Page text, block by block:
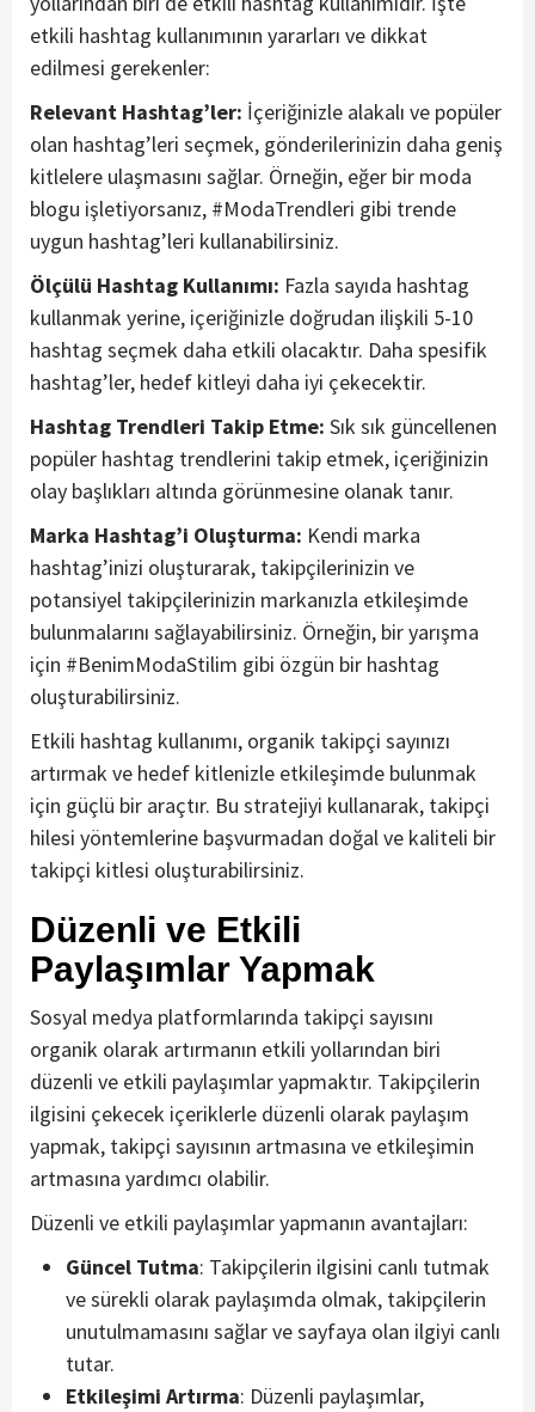
etkili hashtag kullanımının yararları ve dikkat
edilmesi gerekenler:
Relevant Hashtag’ler: İçeriğinizle alakalı ve popüler
olan hashtag’leri seçmek, gönderilerinizin daha geniş
kitlelere ulaşmasını sağlar. Örneğin, eğer bir moda
blogu işletiyorsanız, #ModaTrendleri gibi trende
uygun hashtag’leri kullanabilirsiniz.
Ölçülü Hashtag Kullanımı: Fazla sayıda hashtag
kullanmak yerine, içeriğinizle doğrudan ilişkili 5-10
hashtag seçmek daha etkili olacaktır. Daha spesifik
hashtag’ler, hedef kitleyi daha iyi çekecektir.
Hashtag Trendleri Takip Etme: Sık sık güncellenen
popüler hashtag trendlerini takip etmek, içeriğinizin
olay başlıkları altında görünmesine olanak tanır.
Marka Hashtag’i Oluşturma: Kendi marka
hashtag’inizi oluşturarak, takipçilerinizin ve
potansiyel takipçilerinizin markanızla etkileşimde
bulunmalarını sağlayabilirsiniz. Örneğin, bir yarışma
için #BenimModaStilim gibi özgün bir hashtag
oluşturabilirsiniz.
Etkili hashtag kullanımı, organik takipçi sayınızı
artırmak ve hedef kitlenizle etkileşimde bulunmak
için güçlü bir araçtır. Bu stratejiyi kullanarak, takipçi
hilesi yöntemlerine başvurmadan doğal ve kaliteli bir
takipçi kitlesi oluşturabilirsiniz.
Düzenli ve Etkili
Paylaşımlar Yapmak
Sosyal medya platformlarında takipçi sayısını
organik olarak artırmanın etkili yollarından biri
düzenli ve etkili paylaşımlar yapmaktır. Takipçilerin
ilgisini çekecek içeriklerle düzenli olarak paylaşım
yapmak, takipçi sayısının artmasına ve etkileşimin
artmasına yardımcı olabilir.
Düzenli ve etkili paylaşımlar yapmanın avantajları:
Güncel Tutma: Takipçilerin ilgisini canlı tutmak
ve sürekli olarak paylaşımda olmak, takipçilerin
unutulmamasını sağlar ve sayfaya olan ilgiyi canlı
tutar.
Etkileşimi Artırma: Düzenli paylaşımlar,